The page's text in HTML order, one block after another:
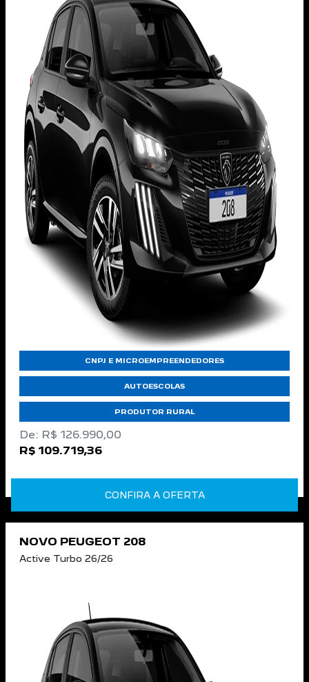
CNPJ E MICROEMPREENDEDORES
AUTOESCOLAS
PRODUTOR RURAL
De: R$ 126.990,00
R$ 109.719,36
CONFIRA A OFERTA
NOVO PEUGEOT 208
Active Turbo 26/26